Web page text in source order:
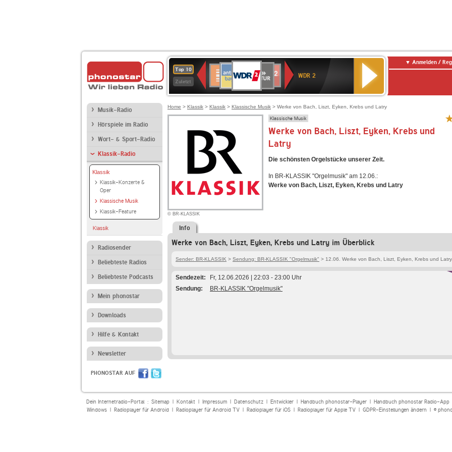
Top 10
Zuletzt
Deutschlandfunk
90er
OLDIE
ANTENNE
4
KLASSIK
Deutschlandfunk
KulturBAYERN
2
Kultur
NDR
2
WDR 2
Anmelden /
Musik-Radio
Hörspiele im Radio
Wort- & Sport-Radio
Klassik-Radio
Klassik
Klassik-Konzerte &
Oper
Klassische Musik
Klassik-Feature
Klassik
Radiosender
Beliebteste Radios
Beliebteste Podcasts
Mein phonostar
Downloads
Hilfe & Kontakt
Newsletter
PHONOSTAR AUF
Home > Klassik > Klassik > Klassische Musik > Werke von Bach, Liszt, Eyken, Krebs und Latry
© BR-KLASSIK
Klassische Musik
Werke von Bach, Liszt, Eyken, Krebs und
Latry
Die schönsten Orgelstücke unserer Zeit.
In BR-KLASSIK "Orgelmusik" am 12.06.:
Werke von Bach, Liszt, Eyken, Krebs und Latry
Info
Werke von Bach, Liszt, Eyken, Krebs und Latry im Überblick
Sender: BR-KLASSIK > Sendung: BR-KLASSIK "Orgelmusik" > 12.06. Werke von Bach, Liszt, Eyken, Krebs und Latry
Sendezeit
Fr, 12.06.2026 | 22:03 - 23:00 Uhr
Sendung
BR-KLASSIK "Orgelmusik"
Dein Internetradio-Portal : Sitemap| Kontakt| Impressum| Datenschutz| Entwickler| Handbuch phonostar-Player| Handbuch phonostar Radio-App
Windows| Radioplayer für Android| Radioplayer für Android TV| Radioplayer für iOS| Radioplayer für Apple TV| GDPR-Einstellungen ändern | ©